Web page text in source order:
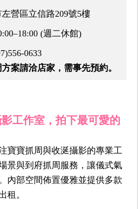
營區立信路209號5樓
(週二休館)
0633
案請洽店家，需事先預約。
工作室，拍下最可愛的
寶寶抓周與收涎攝影的專業工
景與到府抓周服務，讓儀式氣
內部空間佈置優雅並提供多款
租。